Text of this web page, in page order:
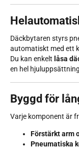
Däckbytaren styrs
automatiskt med ett
Du kan enkelt låsa
en hel
Byggd för
Varje komponent är
Förstärkt arm
Pneumatiska